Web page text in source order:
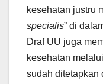
kesehatan justru
specialis” di
Draf UU juga
kesehatan
sudah ditetapkan